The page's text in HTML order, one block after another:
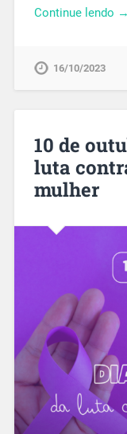
Continue lendo →
16/10/2023
10 de
luta
mulher